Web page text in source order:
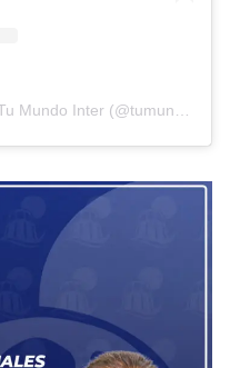
Inter (@tumundointer)